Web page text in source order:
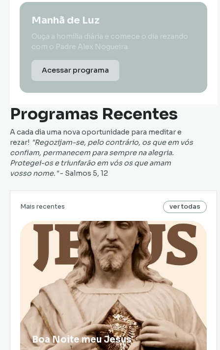
Manhã de Luz
Ouça a homilia diária e comece o dia rezando
com o Padre Alex Nogueira.
Acessar programa
Programas Recentes
A cada dia uma nova oportunidade para meditar e
rezar! "Regozijam-se, pelo contrário, os que em vós
confiam, permanecem para sempre na alegria.
Protegei-os e triunfarão em vós os que amam
vosso nome."- Salmos 5, 12
Mais recentes ver todas
Boa Noite meu Jesus